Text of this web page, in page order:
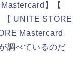
】【
UNITE STORE
Mastercard
調べているのだ